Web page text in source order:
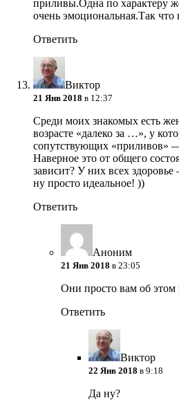
приливы.Одна по характеру
очень эмоциональная.Так что
Ответить
Виктор
21 Янв 2018 в 12:37
Среди моих знакомых есть
возрасте «далеко за …», у
сопутствующих «приливов»
Наверное это от общего
зависит? У них всех
ну просто идеальное! ))
Ответить
Аноним
21 Янв 2018 в 23:05
Они просто вам об этом
Ответить
Виктор
22 Янв 2018 в 9:18
Да ну?